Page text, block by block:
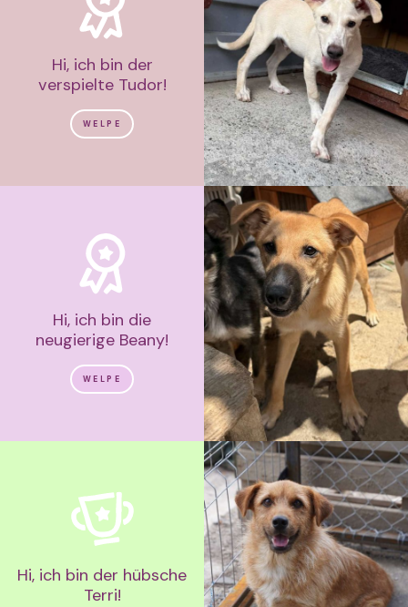
Hi, ich bin der
verspielte Tudor!
WELPE
Hi, ich bin die
neugierige Beany!
WELPE
Hi, ich bin der hübsche
Terri!